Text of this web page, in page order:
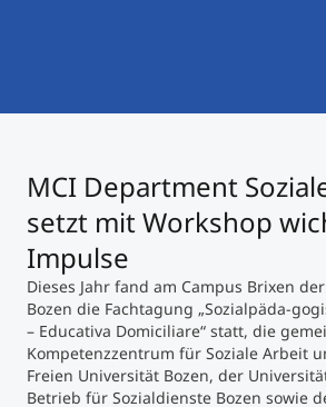
Study Finder
Masterclasses
Management-Seminare
Technische Weiterbildung
MCI Department
setzt mit Workshop
Impulse
Dieses Jahr fand am Campus Brixen
Bozen die Fachtagung „Sozialpäda-
– Educativa Domiciliare“ statt, die
Kompetenzzentrum für Soziale Arbeit
Freien Universität Bozen, der
Betrieb für Sozialdienste Bozen sowie